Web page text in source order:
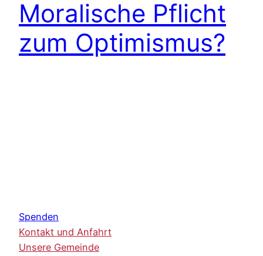
Moralische Pflicht
zum Optimismus?
Spenden
Kontakt und Anfahrt
Unsere Gemeinde